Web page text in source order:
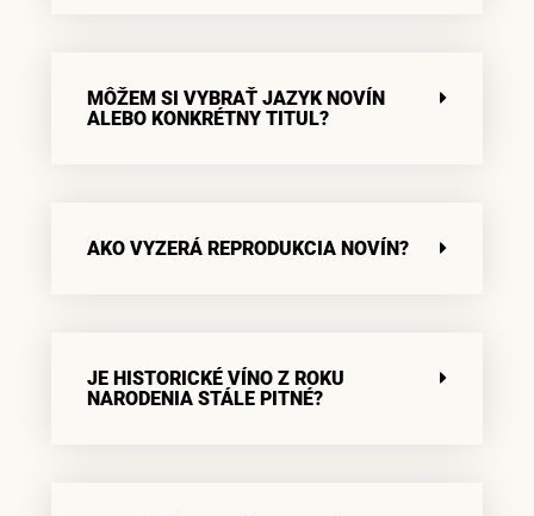
MÔŽEM SI VYBRAŤ JAZYK NOVÍN
ALEBO KONKRÉTNY TITUL?
AKO VYZERÁ REPRODUKCIA NOVÍN?
JE HISTORICKÉ VÍNO Z ROKU
NARODENIA STÁLE PITNÉ?